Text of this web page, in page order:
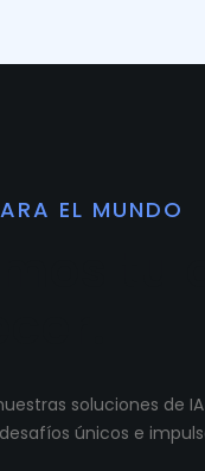
EL MUNDO
soluciones de
únicos e